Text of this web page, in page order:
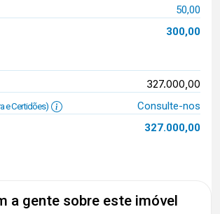
50,00
300,00
327.000,00
e Certidões)
Consulte-nos
327.000,00
a gente sobre este imóvel